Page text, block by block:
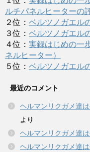
ルチパネルヒーターの
２位： ベルツノガエル
３位： ベルツノガエル
４位： 実録はじめの一
ネルヒーター）
５位： ベルツノガエル
最近のコメント
ヘルマンリクガメ達
より
ヘルマンリクガメ達
ヘルマンリクガメ達